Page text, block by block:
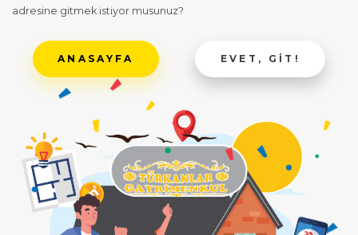
adresine gitmek istiyor musunuz?
ANASAYFA EVET, GIT!